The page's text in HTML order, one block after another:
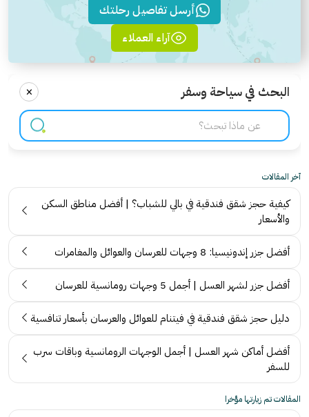
أرسل تفاصيل رحلتك
آراء العملاء
البحث في سياحة وسفر ×
آخر المقالات
كيفية حجز شقق فندقية في بالي للشباب؟ | أفضل مناطق السكن
والأسعار
أفضل جزر إندونيسيا: 8 وجهات للعرسان والعوائل والمغامرات
أفضل جزر لشهر العسل | أجمل 5 وجهات رومانسية للعرسان
دليل حجز شقق فندقية في فيتنام للعوائل والعرسان بأسعار تنافسية
أفضل أماكن شهر العسل | أجمل الوجهات الرومانسية وباقات سرب
للسفر
المقالات تم زيارتها مؤخرا